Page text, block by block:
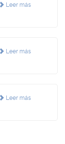
Leer más
Leer más
Leer más